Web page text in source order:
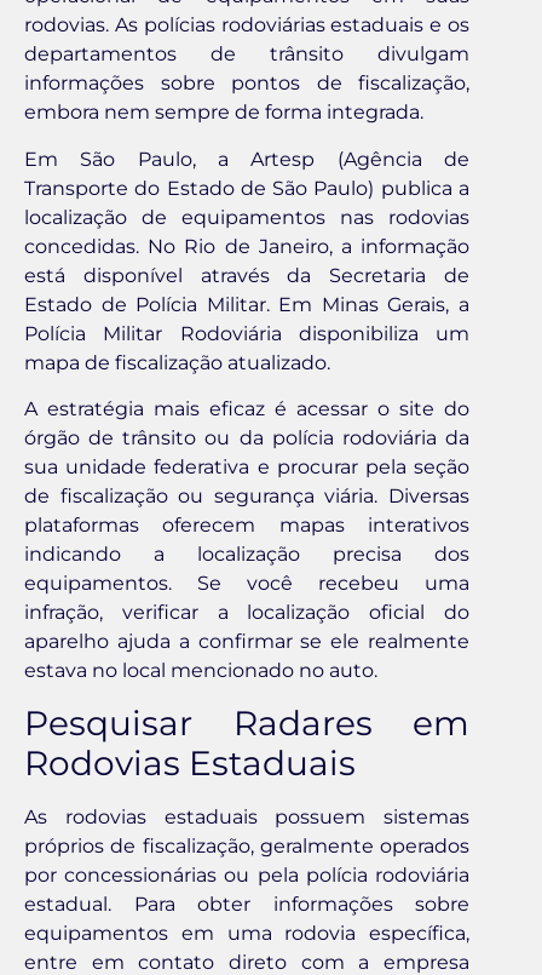
rodovias. As polícias rodoviárias estaduais e os
departamentos de trânsito divulgam
informações sobre pontos de fiscalização,
embora nem sempre de forma integrada.
Em São Paulo, a Artesp (Agência de
Transporte do Estado de São Paulo) publica a
localização de equipamentos nas rodovias
concedidas. No Rio de Janeiro, a informação
está disponível através da Secretaria de
Estado de Polícia Militar. Em Minas Gerais, a
Polícia Militar Rodoviária disponibiliza um
mapa de fiscalização atualizado.
A estratégia mais eficaz é acessar o site do
órgão de trânsito ou da polícia rodoviária da
sua unidade federativa e procurar pela seção
de fiscalização ou segurança viária. Diversas
plataformas oferecem mapas interativos
indicando a localização precisa dos
equipamentos. Se você recebeu uma
infração, verificar a localização oficial do
aparelho ajuda a confirmar se ele realmente
estava no local mencionado no auto.
Pesquisar Radares em
Rodovias Estaduais
As rodovias estaduais possuem sistemas
próprios de fiscalização, geralmente operados
por concessionárias ou pela polícia rodoviária
estadual. Para obter informações sobre
equipamentos em uma rodovia específica,
entre em contato direto com a empresa